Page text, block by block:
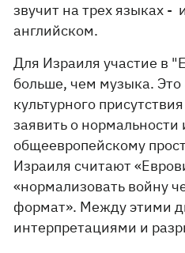
звучит на трех языках -
английском.
Для Израиля участие в
больше, чем музыка. Это
культурного
заявить о
общеевропейскому
Израиля считают
«нормализовать войну
формат». Между этими
интерпретациями и